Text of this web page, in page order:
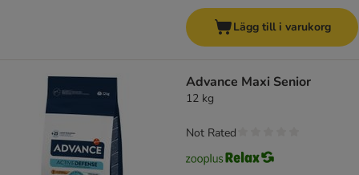
Lägg till i varukorg
Advance Maxi Senior
12 kg
Not Rated